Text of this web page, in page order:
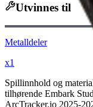
Utvinnes til
Metalldeler
x1
Spillinnhold og
tilhørende Embark
ArcTracker.io 2025-